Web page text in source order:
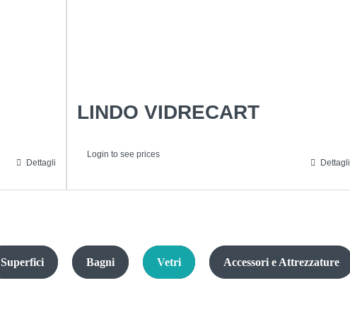
Dettagli
LINDO VIDRECART
Login to see prices
Dettagli
Superfici Bagni Vetri Accessori e Attrezzature